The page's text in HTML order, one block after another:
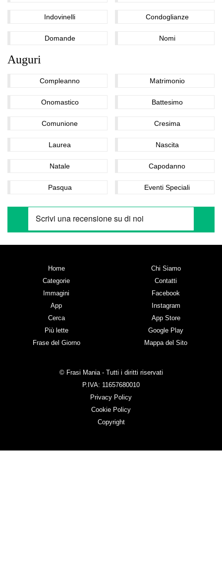
Indovinelli Condoglianze
Domande Nomi
Auguri
Compleanno Matrimonio
Onomastico Battesimo
Comunione Cresima
Laurea Nascita
Natale Capodanno
Pasqua Eventi Speciali
Home
Categorie
Immagini
App
Cerca
Più lette
Frase del Giorno
Chi Siamo
Contatti
Facebook
Instagram
App Store
Google Play
Mappa del Sito
© Frasi Mania - Tutti i diritti riservati
P.IVA: 11657680010
Privacy Policy
Cookie Policy
Copyright